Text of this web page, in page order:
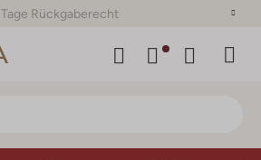
Rückgaberecht